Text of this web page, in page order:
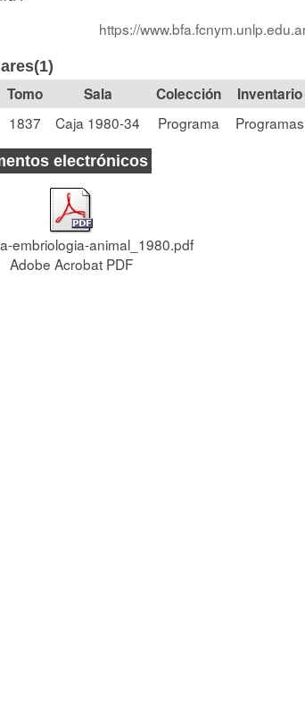
https://
Tomo Sala Colección
1837 Caja 1980-34 Programa Programas
electrónicos
embriologia-animal_1980.pdf
Adobe Acrobat PDF